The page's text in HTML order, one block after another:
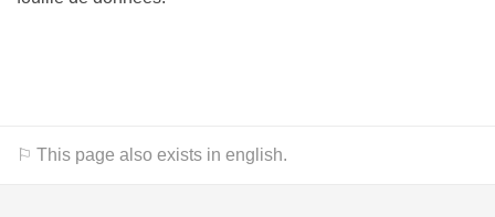
⚐ This page also exists in english.